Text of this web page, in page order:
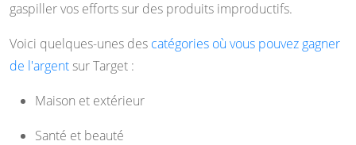
gaspiller vos efforts sur des produits improductifs.
Voici quelques-unes des catégories où vous pouvez gagner
de l'argentsur Target :
Maison et extérieur
Santé et beauté